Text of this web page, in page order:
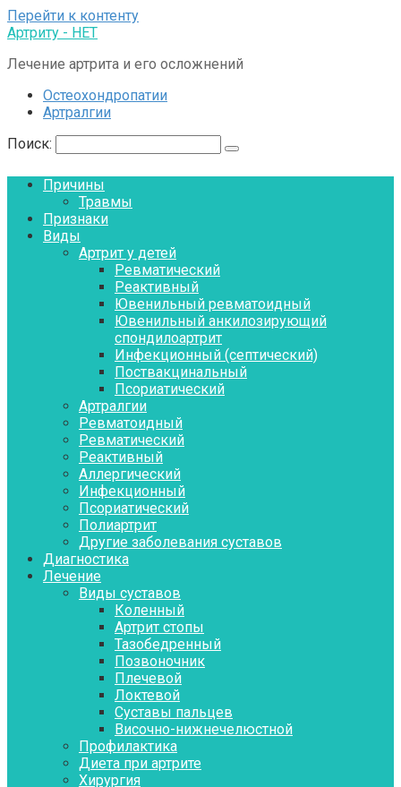
Перейти к контенту
Артриту - НЕТ
Лечение артрита и его осложнений
Остеохондропатии
Артралгии
Поиск:
Причины
Травмы
Признаки
Виды
Артрит у детей
Ревматический
Реактивный
Ювенильный ревматоидный
Ювенильный анкилозирующий
спондилоартрит
Инфекционный (септический)
Поствакцинальный
Псориатический
Артралгии
Ревматоидный
Ревматический
Реактивный
Аллергический
Инфекционный
Псориатический
Полиартрит
Другие заболевания суставов
Диагностика
Лечение
Виды суставов
Коленный
Артрит стопы
Тазобедренный
Позвоночник
Плечевой
Локтевой
Суставы пальцев
Височно-нижнечелюстной
Профилактика
Диета при артрите
Хирургия